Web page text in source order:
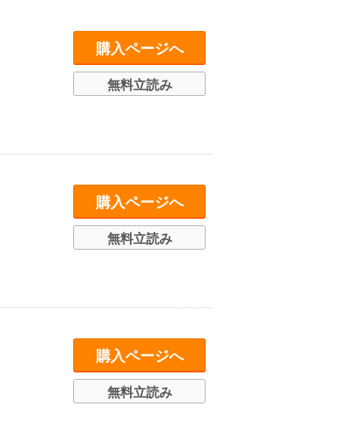
購入ページへ
無料立読み
購入ページへ
無料立読み
購入ページへ
無料立読み